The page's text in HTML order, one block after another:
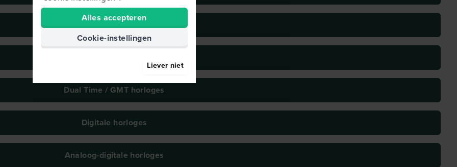
Radio gestuurde horloges
Dual Time / GMT horloges
Digitale horloges
Analoog-digitale horloges
Alles accepteren
Cookie-instellingen
Liever niet